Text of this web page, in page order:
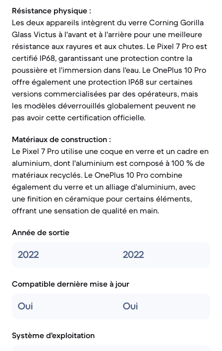
Résistance physique :
Les deux appareils intègrent du verre Corning Gorilla
Glass Victus à l'avant et à l'arrière pour une meilleure
résistance aux rayures et aux chutes. Le Pixel 7 Pro est
certifié IP68, garantissant une protection contre la
poussière et l'immersion dans l'eau. Le OnePlus 10 Pro
offre également une protection IP68 sur certaines
versions commercialisées par des opérateurs, mais
les modèles déverrouillés globalement peuvent ne
pas avoir cette certification officielle.
Matériaux de construction :
Le Pixel 7 Pro utilise une coque en verre et un cadre en
aluminium, dont l'aluminium est composé à 100 % de
matériaux recyclés. Le OnePlus 10 Pro combine
également du verre et un alliage d'aluminium, avec
une finition en céramique pour certains éléments,
offrant une sensation de qualité en main.
Année de sortie
2022 2022
Compatible dernière mise à jour
Oui Oui
Système d'exploitation